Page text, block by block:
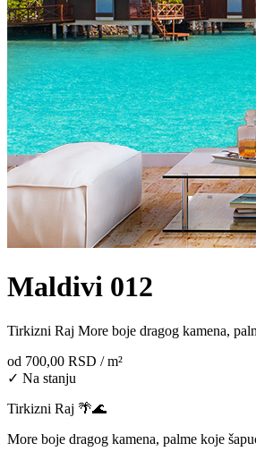
Maldivi 012
Tirkizni Raj More boje dragog kamena,
od 700,00 RSD / m²
✓ Na stanju
Tirkizni Raj 🌴🌊
More boje dragog kamena, palme koje